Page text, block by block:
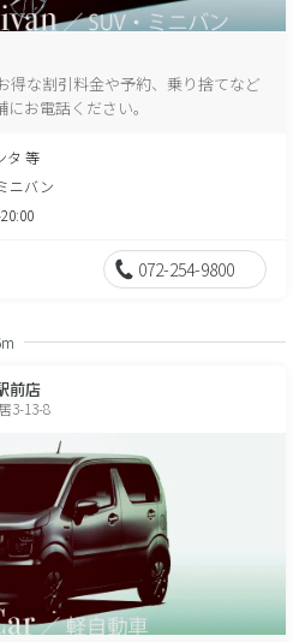
得な割引料金や予約、乗り捨てなど
お電話ください。
タ 等
ニバン
072-254-9800
前店
3-13-8